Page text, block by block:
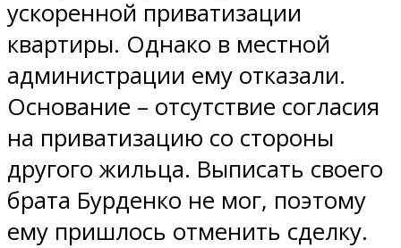
ускоренной приватизации
квартиры. Однако в местной
администрации ему отказали.
Основание – отсутствие согласия
на приватизацию со стороны
другого жильца. Выписать своего
брата Бурденко не мог, поэтому
ему пришлось отменить сделку.